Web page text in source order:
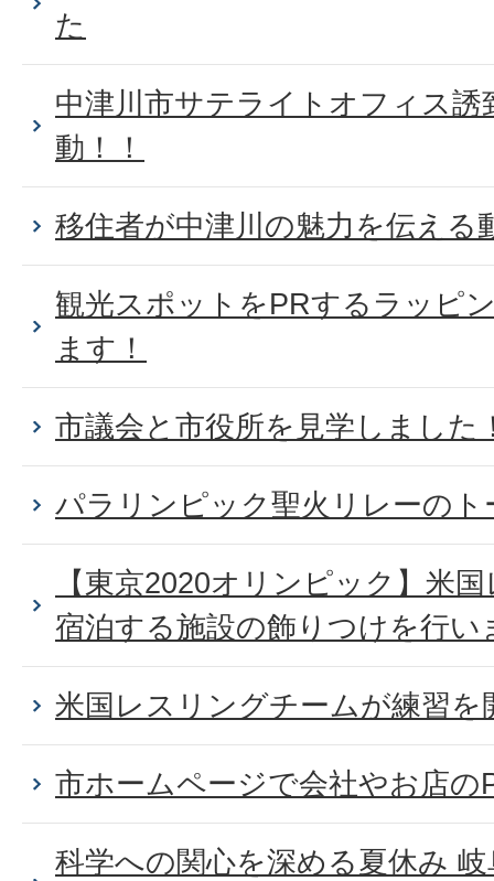
た
中津川市サテライトオフィス
動！！
移住者が中津川の魅力を伝える
観光スポットをPRするラッピ
ます！
市議会と市役所を見学しました
パラリンピック聖火リレーのト
【東京2020オリンピック】米
宿泊する施設の飾りつけを行い
米国レスリングチームが練習を
市ホームページで会社やお店
科学への関心を深める夏休み